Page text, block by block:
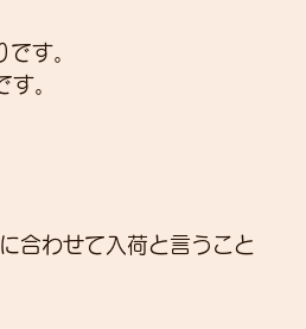
パワーメーター
す。
。
合わせて入荷と言うこと